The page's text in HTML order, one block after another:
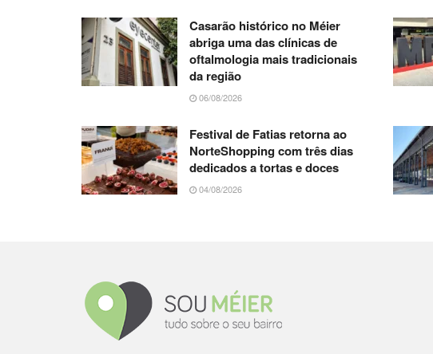
Casarão histórico no Méier
abriga uma das clínicas de
oftalmologia mais tradicionais
da região
06/08/2026
Festival de Fatias retorna ao
NorteShopping com três dias
dedicados a tortas e doces
04/08/2026